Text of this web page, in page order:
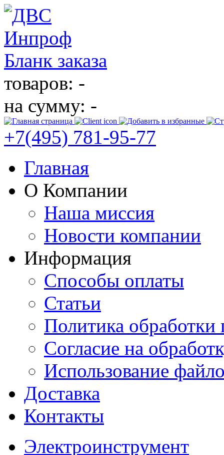
Бланк заказа
товаров: -
на сумму: -
+7(495) 781-95-77
Главная
О Компании
Наша миссия
Новости компании
Информация
Способы оплаты
Статьи
Политика
Согласие на
Использование
Доставка
Контакты
Электроинструмент